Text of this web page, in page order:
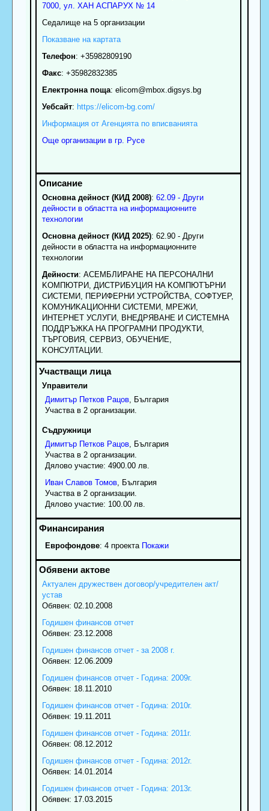
7000, ул. ХАН АСПАРУХ № 14
Седалище на 5 организации
Показване на картата
Телефон: +35982809190
Факс: +35982832385
Електронна поща: elicom@mbox.digsys.bg
Уебсайт: https://elicom-bg.com/
Информация от Агенцията по вписванията
Още организации в гр. Русе
Основна дейност (КИД 2008): 62.09 - Други
дейности в областта на информационните
технологии
Основна дейност (КИД 2025): 62.90 - Други
дейности в областта на информационните
технологии
Дейности: ACEMБЛИPAHE HA ПEPCOHAЛHИ
KOMПЮTPИ, ДИCTPИБУЦИЯ HA KOMПЮTЪPHИ
CИCTEMИ, ПEPИФEPHИ УCTPOЙCTBA, COФTУEP,
KOMУHИKAЦИOHHИ CИCTEMИ, MPEЖИ,
ИHTEPHET УCЛУГИ, BHEДPЯBAHE И CИCTEMHA
ПOДДPЪЖKA HA ПPOГPAMHИ ПPOДУKTИ,
TЪPГOBИЯ, CEPBИЗ, OБУЧEHИE,
KOHCУЛTAЦИИ.
Управители
Димитър Петков Рацов, България
Участва в 2 организации.
Съдружници
Димитър Петков Рацов, България
Участва в 2 организации.
Дялово участие: 4900.00 лв.
Иван Славов Томов, България
Участва в 2 организации.
Дялово участие: 100.00 лв.
Еврофондове: 4 проекта Покажи
Актуален дружествен договор/учредителен акт/
устав
Обявен: 02.10.2008
Годишен финансов отчет
Обявен: 23.12.2008
Годишен финансов отчет - за 2008 г.
Обявен: 12.06.2009
Годишен финансов отчет - Година: 2009г.
Обявен: 18.11.2010
Годишен финансов отчет - Година: 2010г.
Обявен: 19.11.2011
Годишен финансов отчет - Година: 2011г.
Обявен: 08.12.2012
Годишен финансов отчет - Година: 2012г.
Обявен: 14.01.2014
Годишен финансов отчет - Година: 2013г.
Обявен: 17.03.2015